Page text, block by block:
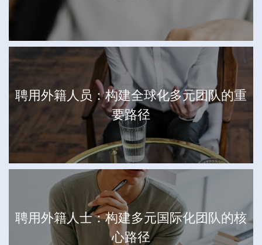
聘用外籍人员：构建全球化多元团队的重
要路径
聘用外籍人士：构建多元国际化团队的核
心路径